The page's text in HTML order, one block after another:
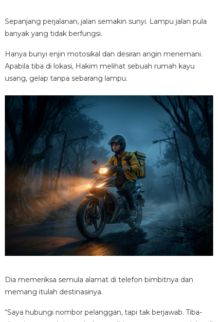
Sepanjang perjalanan, jalan semakin sunyi. Lampu jalan pula
banyak yang tidak berfungsi.
Hanya bunyi enjin motosikal dan desiran angin menemani.
Apabila tiba di lokasi, Hakim melihat sebuah rumah kayu
usang, gelap tanpa sebarang lampu.
Dia memeriksa semula alamat di telefon bimbitnya dan
memang itulah destinasinya.
“Saya hubungi nombor pelanggan, tapi tak berjawab. Tiba-